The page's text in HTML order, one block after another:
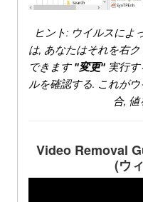
ヒント: ウイルスによ
は, あなたはそれを右
できます"変更" 実行
ルを確認する. これが
合,
Video Removal
(ウ